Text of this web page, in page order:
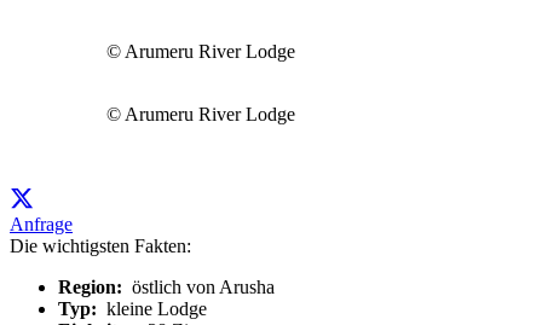
© Arumeru River Lodge
© Arumeru River Lodge
Anfrage
Die wichtigsten Fakten:
Region: östlich von Arusha
Typ: kleine Lodge